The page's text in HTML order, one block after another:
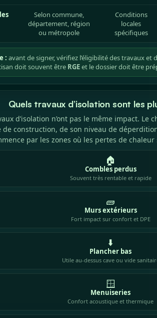
Selon commune,
département, région
ou métropole
Conditions
locales
spécifiques
: avant de signer, vérifiez l’éligibilité des travaux et
doit souvent être RGEet le dossier doit être
Quels travaux d’isolation sont les
d’isolation n’ont pas le même impact. Le
de construction, de son niveau de
par les zones où les pertes de
🏠
Combles perdus
Souvent très rentable et rapide
🧱
Murs extérieurs
Fort impact sur confort et DPE
⬇️
Plancher bas
Utile au-dessus cave ou vide
🪟
Menuiseries
Confort acoustique et thermique